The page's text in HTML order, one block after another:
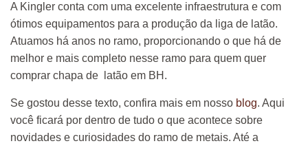
A Kingler conta com uma excelente infraestrutura e com
ótimos equipamentos para a produção da liga de latão.
Atuamos há anos no ramo, proporcionando o que há de
melhor e mais completo nesse ramo para quem quer
comprar chapa de latão em BH.
Se gostou desse texto, confira mais em nosso blog. Aqui
você ficará por dentro de tudo o que acontece sobre
novidades e curiosidades do ramo de metais. Até a